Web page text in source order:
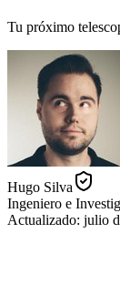
Tu próximo
Hugo Silva
Ingeniero e
Actualizado: julio